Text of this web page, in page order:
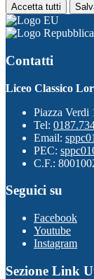
Accetta tutti
Contatti
Liceo Classico
Piazza Verdi
Tel:
Email:
PEC:
C.F.:
Seguici su
Facebook
Youtube
Instagram
Sezione Link